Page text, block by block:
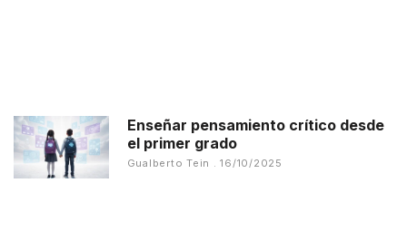
Enseñar pensamiento crítico desde
el primer grado
Gualberto Tein 16/10/2025